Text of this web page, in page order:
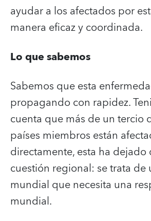
ayudar a los afectados por
manera eficaz y coordinada.
Lo que sabemos
Sabemos que esta
propagando con rapidez.
cuenta que más de un tercio
países miembros están
directamente, esta ha dejado
cuestión regional: se trata
mundial que necesita una
mundial.